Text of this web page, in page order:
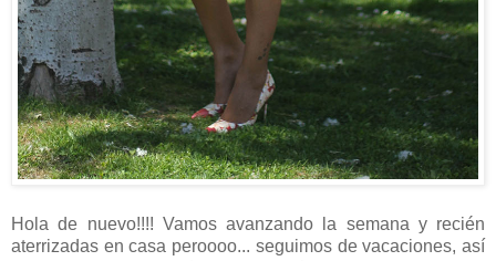
Hola de nuevo!!!! Vamos avanzando la semana y recién
aterrizadas en casa peroooo... seguimos de vacaciones, así